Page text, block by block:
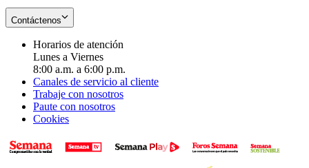
Contáctenos
Horarios de atención
Lunes a Viernes
8:00 a.m. a 6:00 p.m.
Canales de servicio al cliente
Trabaje con nosotros
Paute con nosotros
Cookies